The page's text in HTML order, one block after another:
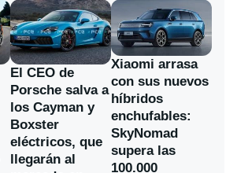
El CEO de
Porsche salva a
los Cayman y
Boxster
eléctricos, que
llegarán al
Xiaomi arrasa
con sus nuevos
híbridos
enchufables:
SkyNomad
supera las
100.000